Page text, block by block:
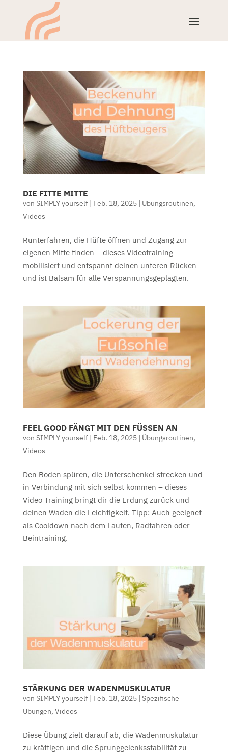
DIE FITTE MITTE
von SIMPLY yourself| Feb. 18, 2025| Übungsroutinen,
Videos
Runterfahren, die Hüfte öffnen und Zugang zur
eigenen Mitte finden – dieses Videotraining
mobilisiert und entspannt deinen unteren Rücken
und ist Balsam für alle Verspannungsgeplagten.
FEEL GOOD FÄNGT MIT DEN FÜSSEN AN
von SIMPLY yourself| Feb. 18, 2025| Übungsroutinen,
Videos
Den Boden spüren, die Unterschenkel strecken und
in Verbindung mit sich selbst kommen – dieses
Video Training bringt dir die Erdung zurück und
deinen Waden die Leichtigkeit. Tipp: Auch geeignet
als Cooldown nach dem Laufen, Radfahren oder
Beintraining.
STÄRKUNG DER WADENMUSKULATUR
von SIMPLY yourself| Feb. 18, 2025| Spezifische
Übungen, Videos
Diese Übung zielt darauf ab, die Wadenmuskulatur
zu kräftigen und die Sprunggelenksstabilität zu